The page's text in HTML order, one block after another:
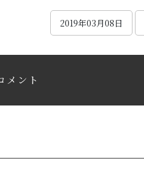
2019年03月08日
メント